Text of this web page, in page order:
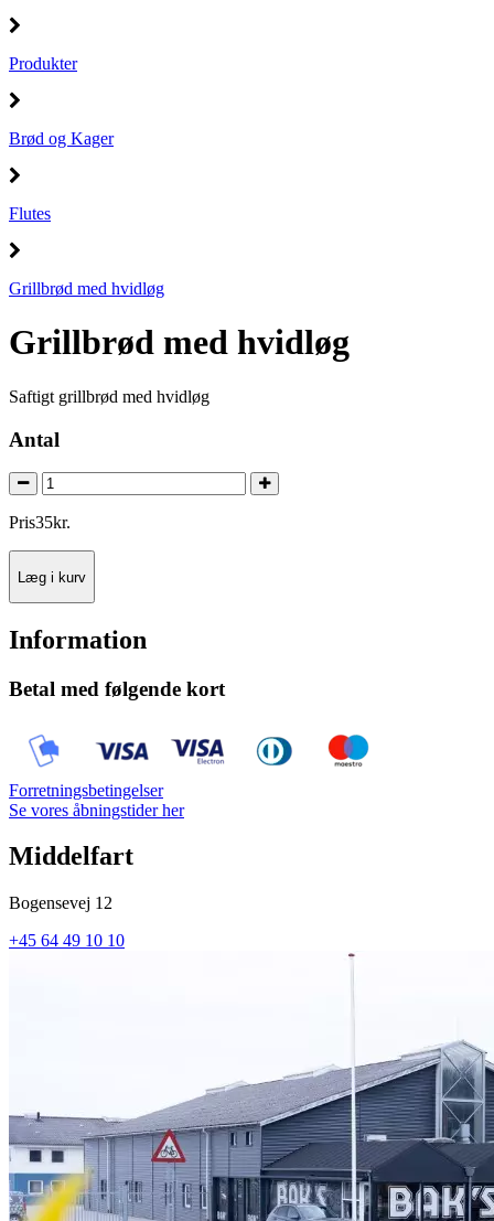
Produkter
Brød og Kager
Flutes
Grillbrød med hvidløg
Grillbrød med hvidløg
Saftigt grillbrød med hvidløg
Antal
Pris35kr.
Læg i kurv
Information
Betal med følgende kort
Forretningsbetingelser
Se vores åbningstider her
Middelfart
Bogensevej 12
+45 64 49 10 10